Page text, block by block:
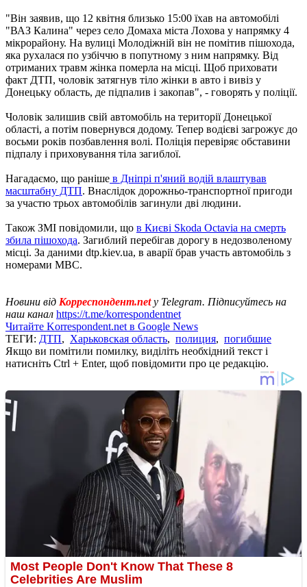
"Він заявив, що 12 квітня близько 15:00 їхав на автомобілі
"ВАЗ Калина" через село Домаха міста Лохова у напрямку 4
мікрорайону. На вулиці Молодіжній він не помітив пішохода,
яка рухалася по узбіччю в попутному з ним напрямку. Від
отриманих травм жінка померла на місці. Щоб приховати
факт ДТП, чоловік затягнув тіло жінки в авто і вивіз у
Донецьку область, де підпалив і закопав", - говорять у поліції.
Чоловік залишив свій автомобіль на території Донецької
області, а потім повернувся додому. Тепер водієві загрожує до
восьми років позбавлення волі. Поліція перевіряє обставини
підпалу і приховування тіла загиблої.
Нагадаємо, що раніше в Дніпрі п'яний водій влаштував
масштабну ДТП. Внаслідок дорожньо-транспортної пригоди
за участю трьох автомобілів загинули дві людини.
Також ЗМІ повідомили, що в Києві Skoda Octavia на смерть
збила пішохода. Загиблий перебігав дорогу в недозволеному
місці. За даними dtp.kiev.ua, в аварії брав участь автомобіль з
номерами МВС.
Новини від Корреспондент.net у Telegram. Підписуйтесь на
наш канал https://t.me/korrespondentnet
Читайте Korrespondent.net в Google News
ТЕГИ: ДТП, Харьковская область, полиция, погибшие
Якщо ви помітили помилку, виділіть необхідний текст і
натисніть Ctrl + Enter, щоб повідомити про це редакцію.